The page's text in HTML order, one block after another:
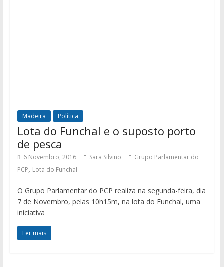
Madeira Política
Lota do Funchal e o suposto porto
de pesca
6 Novembro, 2016 Sara Silvino
Grupo Parlamentar do
PCP, Lota do Funchal
O Grupo Parlamentar do PCP realiza na segunda-feira, dia
7 de Novembro, pelas 10h15m, na lota do Funchal, uma
iniciativa
Ler mais